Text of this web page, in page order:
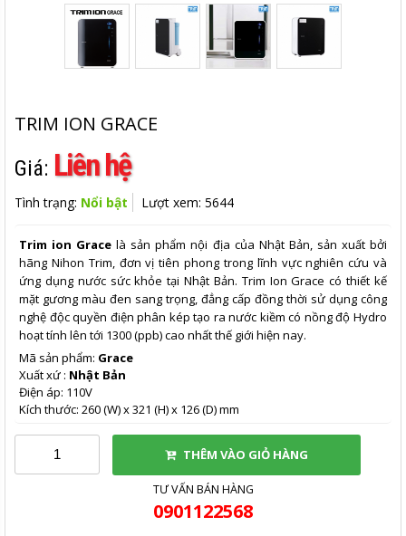
TRIM ION GRACE
Giá: Liên hệ
Tình trạng: Nổi bật Lượt xem: 5644
Trim ion Grace là sản phẩm nội địa của Nhật Bản, sản xuất bởi
hãng Nihon Trim, đơn vị tiên phong trong lĩnh vực nghiên cứu và
ứng dụng nước sức khỏe tại Nhật Bản. Trim Ion Grace có thiết kế
mặt gương màu đen sang trọng, đẳng cấp đồng thời sử dụng công
nghệ độc quyền điện phân kép tạo ra nước kiềm có nồng độ Hydro
hoạt tính lên tới 1300 (ppb) cao nhất thế giới hiện nay.
Mã sản phẩm: Grace
Xuất xứ : Nhật Bản
Điện áp: 110V
Kích thước: 260 (W) x 321 (H) x 126 (D) mm
THÊM VÀO GIỎ HÀNG
TƯ VẤN BÁN HÀNG
0901122568